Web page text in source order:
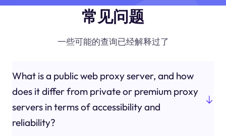
常见问题
一些可能的查询已经解释过了
What is a public web proxy server, and how
does it differ from private or premium proxy
servers in terms of accessibility and
reliability?